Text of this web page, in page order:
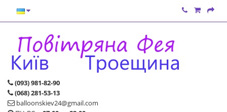
(093) 981-82-90
(068) 281-53-13
balloonskiev24@gmail.com